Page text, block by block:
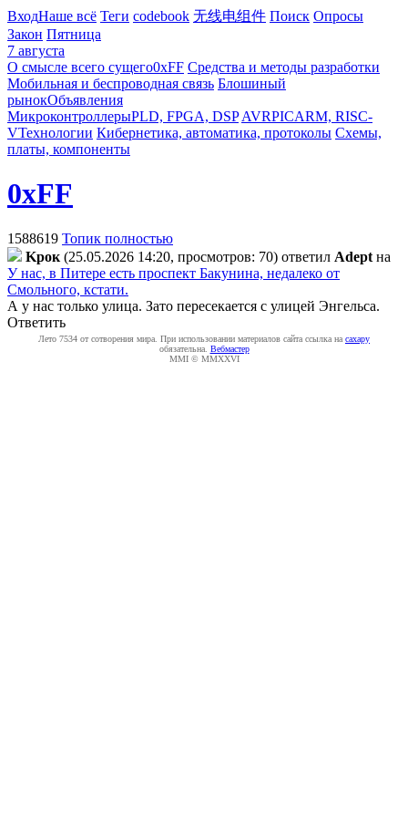
ВходНаше всё Теги codebook 无线电组件 Поиск Опросы
Закон Пятница
7 августа
О смысле всего сущего0xFF Средства и методы разработки
Мобильная и беспроводная связь Блошиный
рынокОбъявления
МикроконтроллерыPLD, FPGA, DSP AVRPICARM, RISC-
VТехнологии Кибернетика, автоматика, протоколы Схемы,
платы, компоненты
0xFF
1588619 Топик полностью
Kpoк (25.05.2026 14:20, просмотров: 70) ответил Adept на
У нас, в Питере есть проспект Бакунина, недалеко от
Смольного, кстати.
А у нас только улица. Зато пересекается с улицей Энгельса.
Ответить
Лето 7534 от сотворения мира. При использовании материалов сайта ссылка на caxapу
обязательна. Вебмастер
MMI © MMXXVI